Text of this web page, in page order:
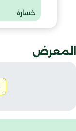
خسارة
المعرض